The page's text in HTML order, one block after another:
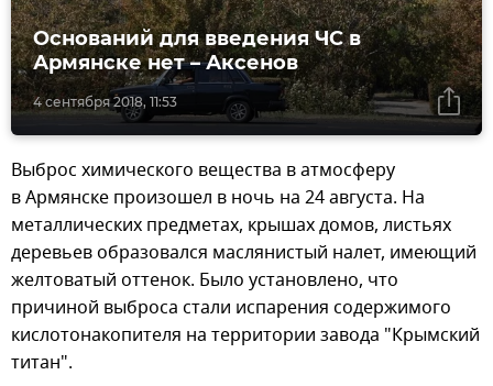
4 сентября 2018, 11:53
Оснований для введения ЧС в
Армянске нет – Аксенов
Выброс химического вещества в атмосферу
в Армянске произошел в ночь на 24 августа. На
металлических предметах, крышах домов, листьях
деревьев образовался маслянистый налет, имеющий
желтоватый оттенок. Было установлено, что
причиной выброса стали испарения содержимого
кислотонакопителя на территории завода "Крымский
титан".